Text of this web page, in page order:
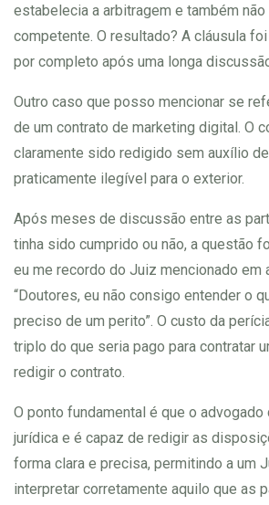
estabelecia a arbitragem e também
competente. O resultado? A cláusula
por completo após uma longa
Outro caso que posso mencionar se
de um contrato de marketing digital. O
claramente sido redigido sem auxílio
praticamente ilegível para o exterior.
Após meses de discussão entre as
tinha sido cumprido ou não, a questão
eu me recordo do Juiz mencionado em
“Doutores, eu não consigo entender o
preciso de um perito”. O custo da
triplo do que seria pago para contratar
redigir o contrato.
O ponto fundamental é que o advogado
jurídica e é capaz de redigir as
forma clara e precisa, permitindo a um
interpretar corretamente aquilo que as